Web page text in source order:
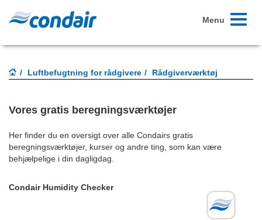
Toggle
Menu
Luftbefugtning for rådgivere Rådgiverværktøj
Vores gratis beregningsværktøjer
Her finder du en oversigt over alle Condairs gratis
beregningsværktøjer, kurser og andre ting, som kan være
behjælpelige i din dagligdag.
Condair Humidity Checker